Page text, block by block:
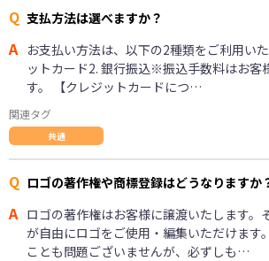
Q 支払方法は選べますか？
A お支払い方法は、以下の2種類をご利用い
ットカード2. 銀行振込※振込手数料はお客
す。 【クレジットカードにつ…
関連タグ
共通
Q ロゴの著作権や商標登録はどうなりますか
A ロゴの著作権はお客様に譲渡いたします。
が自由にロゴをご使用・編集いただけます
ことも問題ございませんが、必ずしも…